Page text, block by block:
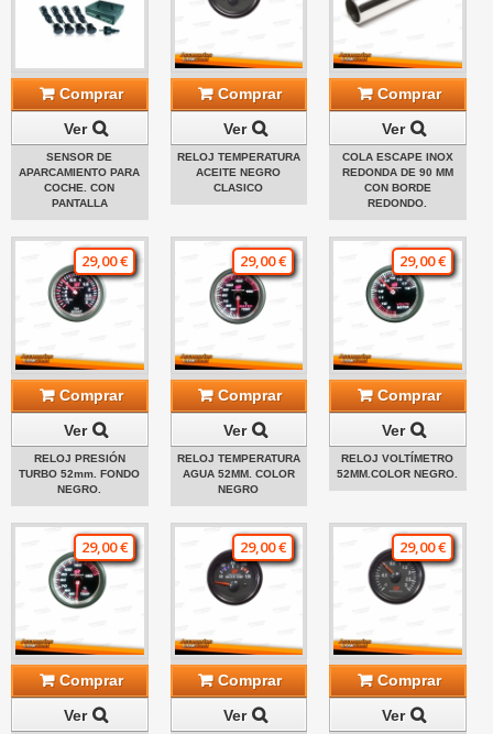
Comprar
Ver
SENSOR DE
APARCAMIENTO PARA
COCHE. CON
PANTALLA
Comprar
Ver
RELOJ TEMPERATURA
ACEITE NEGRO
CLASICO
Comprar
Ver
COLA ESCAPE INOX
REDONDA DE 90 MM
CON BORDE
REDONDO.
29,00 €
Comprar
Ver
RELOJ PRESIÓN
TURBO 52mm. FONDO
NEGRO.
29,00 €
Comprar
Ver
RELOJ TEMPERATURA
AGUA 52MM. COLOR
NEGRO
29,00 €
Comprar
Ver
RELOJ VOLTÍMETRO
52MM.COLOR NEGRO.
29,00 €
Comprar
Ver
29,00 €
Comprar
Ver
29,00 €
Comprar
Ver